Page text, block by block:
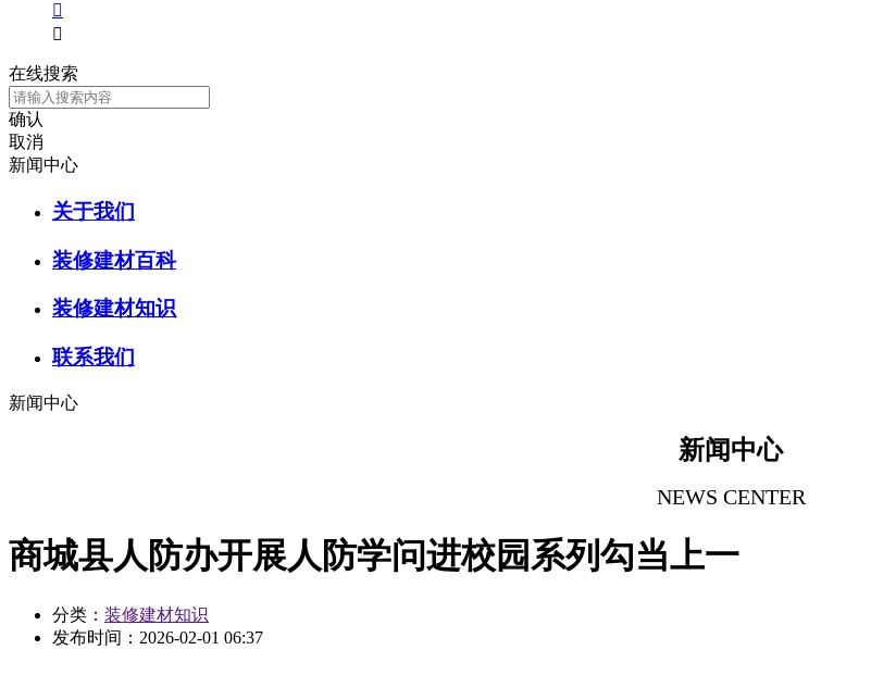


在线搜索
确认
取消
新闻中心
关于我们
装修建材百科
装修建材知识
联系我们
新闻中心
新闻中心
NEWS CENTER
商城县人防办开展人防学问进校园系列勾当上一
分类： 装修建材知识
发布时间： 2026-02-01 06:37